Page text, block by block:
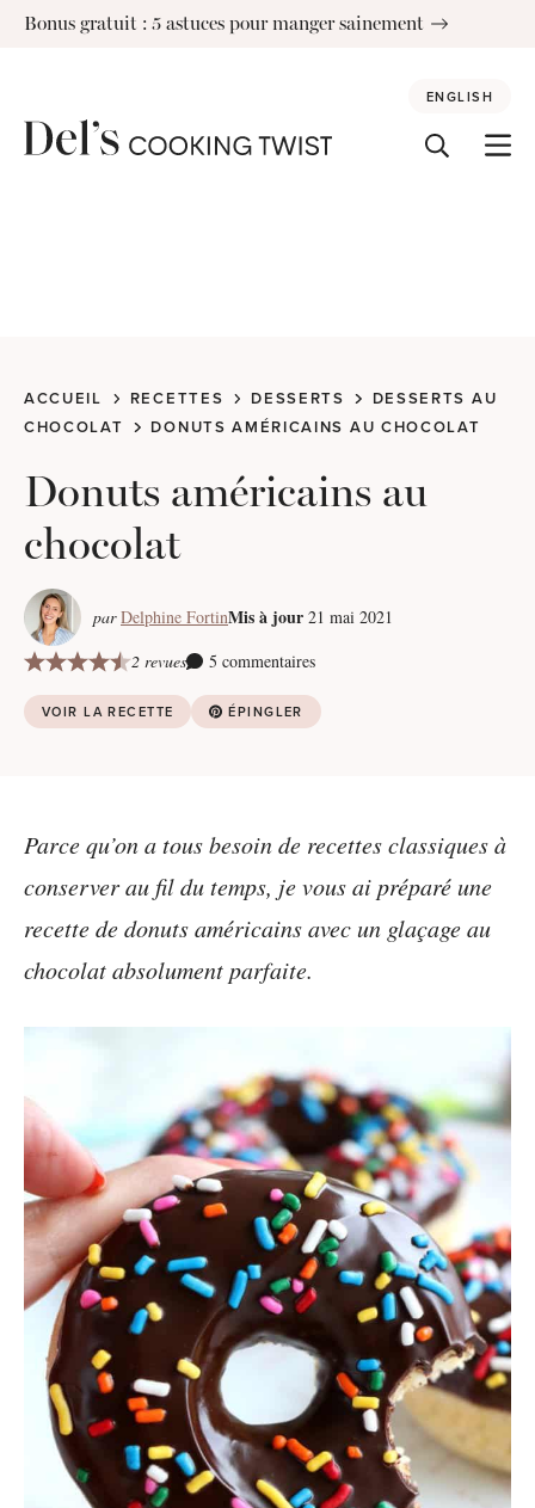
SkipBonus gratuit : 5 astuces pour manger sainement
ENGLISH
ACCUEIL RECETTES DESSERTS
DESSERTS AU
CHOCOLAT
DONUTS AMÉRICAINS AU CHOCOLAT
Donuts américains au
chocolat
par Delphine FortinMis à jour 21 mai 2021
2 revues
5 commentaires
VOIR LA RECETTE ÉPINGLER
Parce qu’on a tous besoin de recettes classiques à
conserver au fil du temps, je vous ai préparé une
recette de donuts américains avec un glaçage au
chocolat absolument parfaite.